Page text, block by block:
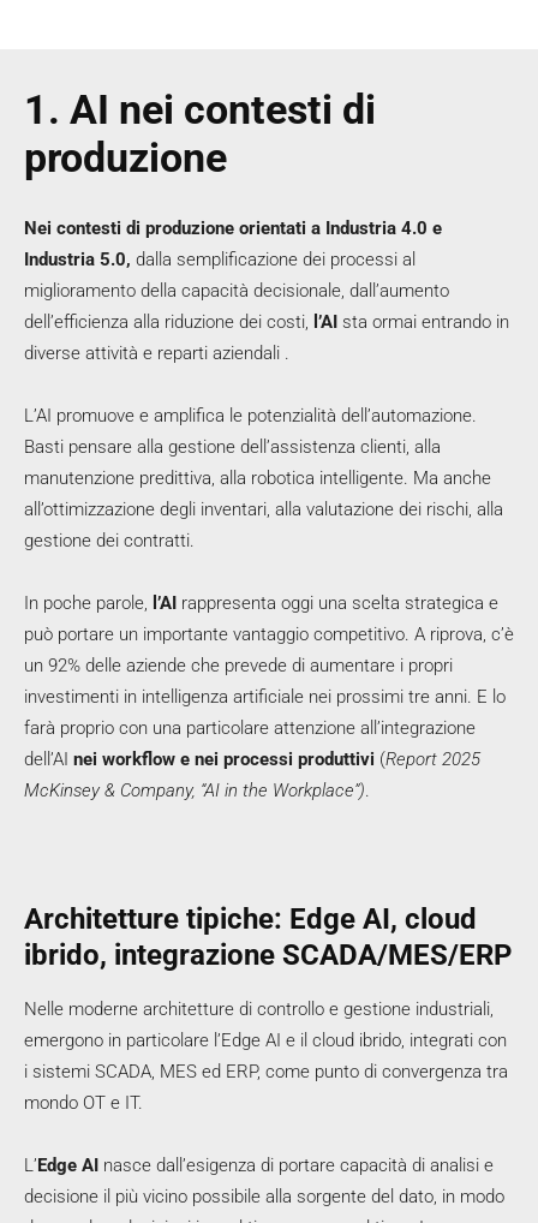
1. AI nei contesti di
produzione
Nei contesti di produzione orientati a Industria 4.0 e
Industria 5.0, dalla semplificazione dei processi al
miglioramento della capacità decisionale, dall’aumento
dell’efficienza alla riduzione dei costi, l’AI sta ormai entrando in
diverse attività e reparti aziendali .
L’AI promuove e amplifica le potenzialità dell’automazione.
Basti pensare alla gestione dell’assistenza clienti, alla
manutenzione predittiva, alla robotica intelligente. Ma anche
all’ottimizzazione degli inventari, alla valutazione dei rischi, alla
gestione dei contratti.
In poche parole, l’AI rappresenta oggi una scelta strategica e
può portare un importante vantaggio competitivo. A riprova, c’è
un 92% delle aziende che prevede di aumentare i propri
investimenti in intelligenza artificiale nei prossimi tre anni. E lo
farà proprio con una particolare attenzione all’integrazione
dell’AI nei workflow e nei processi produttivi (Report 2025
McKinsey & Company, “AI in the Workplace”).
Architetture tipiche: Edge AI, cloud
ibrido, integrazione SCADA/MES/ERP
Nelle moderne architetture di controllo e gestione industriali,
emergono in particolare l’Edge AI e il cloud ibrido, integrati con
i sistemi SCADA, MES ed ERP, come punto di convergenza tra
mondo OT e IT.
L’Edge AI nasce dall’esigenza di portare capacità di analisi e
decisione il più vicino possibile alla sorgente del dato, in modo